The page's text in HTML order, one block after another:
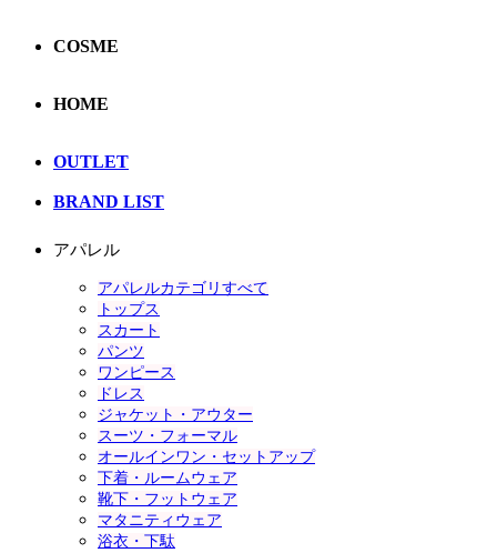
COSME
HOME
OUTLET
BRAND LIST
アパレル
アパレルカテゴリすべて
トップス
スカート
パンツ
ワンピース
ドレス
ジャケット・アウター
スーツ・フォーマル
オールインワン・セットアップ
下着・ルームウェア
靴下・フットウェア
マタニティウェア
浴衣・下駄